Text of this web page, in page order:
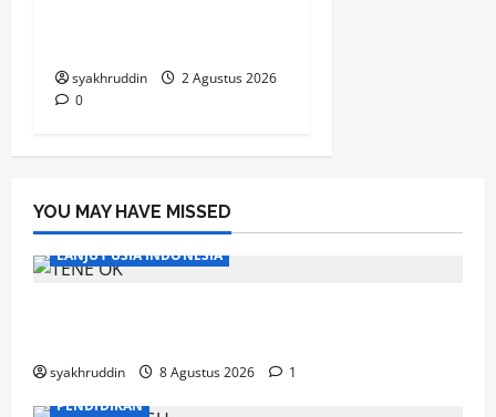
syakhruddin
2 Agustus 2026
0
YOU MAY HAVE MISSED
LANJUT USIA INDONESIA
syakhruddin 8 Agustus 2026
1
PENDIDIKAN